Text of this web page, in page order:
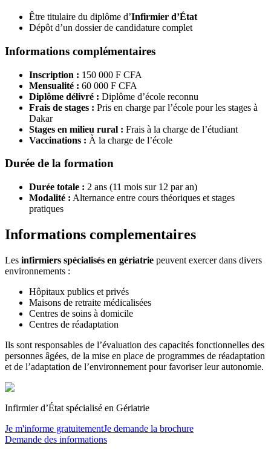
Être titulaire du diplôme d’Infirmier d’État
Dépôt d’un dossier de candidature complet
Informations complémentaires
Inscription : 150 000 F CFA
Mensualité : 60 000 F CFA
Diplôme délivré : Diplôme d’école reconnu
Frais de stages : Pris en charge par l’école pour les stages à
Dakar
Stages en milieu rural : Frais à la charge de l’étudiant
Vaccinations : À la charge de l’école
Durée de la formation
Durée totale : 2 ans (11 mois sur 12 par an)
Modalité : Alternance entre cours théoriques et stages
pratiques
Informations complementaires
Les infirmiers spécialisés en gériatrie peuvent exercer dans divers
environnements :
Hôpitaux publics et privés
Maisons de retraite médicalisées
Centres de soins à domicile
Centres de réadaptation
Ils sont responsables de l’évaluation des capacités fonctionnelles des
personnes âgées, de la mise en place de programmes de réadaptation
et de l’adaptation de l’environnement pour favoriser leur autonomie.
Infirmier d’État spécialisé en Gériatrie
Je m'informe gratuitementJe demande la brochure
Demande des informations